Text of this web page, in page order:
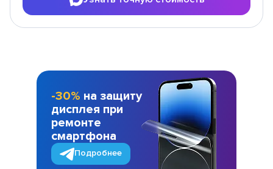
-30% на защиту
дисплея при
ремонте
смартфона
Подробнее